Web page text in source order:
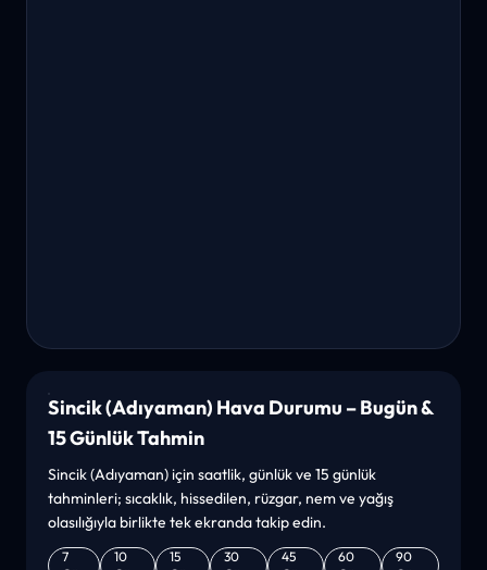
Sincik (Adıyaman) Hava Durumu – Bugün &
15 Günlük Tahmin
Sincik (Adıyaman) için saatlik, günlük ve 15 günlük
tahminleri; sıcaklık, hissedilen, rüzgar, nem ve yağış
olasılığıyla birlikte tek ekranda takip edin.
7
10
15
30
45
60
90